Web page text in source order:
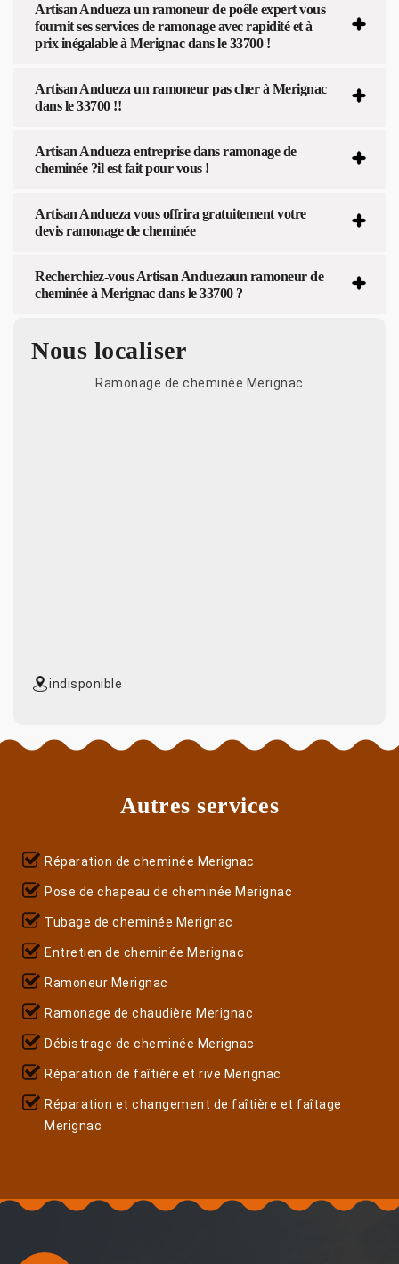
Artisan Andueza un ramoneur de poêle expert vous
fournit ses services de ramonage avec rapidité et à
prix inégalable à Merignac dans le 33700 !
Artisan Andueza un ramoneur pas cher à Merignac
dans le 33700 !!
Artisan Andueza entreprise dans ramonage de
cheminée ?il est fait pour vous !
Artisan Andueza vous offrira gratuitement votre
devis ramonage de cheminée
Recherchiez-vous Artisan Anduezaun ramoneur de
cheminée à Merignac dans le 33700 ?
Nous localiser
Ramonage de cheminée Merignac
indisponible
Autres services
Réparation de cheminée Merignac
Pose de chapeau de cheminée Merignac
Tubage de cheminée Merignac
Entretien de cheminée Merignac
Ramoneur Merignac
Ramonage de chaudière Merignac
Débistrage de cheminée Merignac
Réparation de faîtière et rive Merignac
Réparation et changement de faîtière et faîtage
Merignac